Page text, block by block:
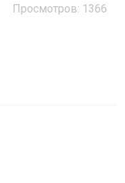
Просмотров: 1366